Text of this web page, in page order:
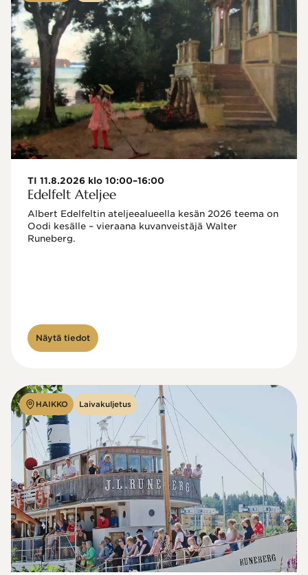
TI 11.8.2026 klo 10:00–16:00
Edelfelt Ateljee
Albert Edelfeltin ateljeealueella kesän 2026 teema on
Oodi kesälle – vieraana kuvanveistäjä Walter
Näytä tiedot
HAIKKO Laivakuljetus